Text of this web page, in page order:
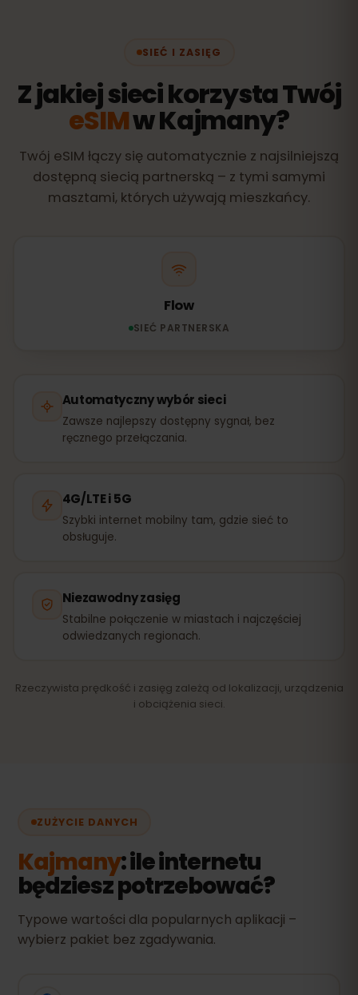
SIEĆ I ZASIĘG
Z jakiej sieci korzysta Twój
eSIMw Kajmany?
Twój eSIM łączy się automatycznie z najsilniejszą
dostępną siecią partnerską – z tymi samymi
masztami, których używają mieszkańcy.
Flow
SIEĆ PARTNERSKA
Automatyczny wybór sieci
Zawsze najlepszy dostępny sygnał, bez
ręcznego przełączania.
4G/LTE i 5G
Szybki internet mobilny tam, gdzie sieć to
obsługuje.
Niezawodny zasięg
Stabilne połączenie w miastach i najczęściej
odwiedzanych regionach.
Rzeczywista prędkość i zasięg zależą od lokalizacji, urządzenia
i obciążenia sieci.
ZUŻYCIE DANYCH
Kajmany: ile internetu
będziesz potrzebować?
Typowe wartości dla popularnych aplikacji –
wybierz pakiet bez zgadywania.